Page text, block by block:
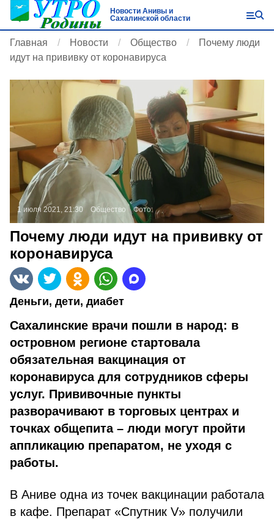
Новости Анивы и
Сахалинской области
Главная Новости Общество
Почему люди
идут на прививку от коронавируса
1 июля 2021, 21:30 Общество Фото:
Почему люди идут на прививку от
коронавируса
Деньги, дети, диабет
Сахалинские врачи пошли в народ: в
островном регионе стартовала
обязательная вакцинация от
коронавируса для сотрудников сферы
услуг. Прививочные пункты
разворачивают в торговых центрах и
точках общепита – люди могут пройти
аппликацию препаратом, не уходя с
работы.
В Аниве одна из точек вакцинации работала
в кафе. Препарат «Спутник V» получили